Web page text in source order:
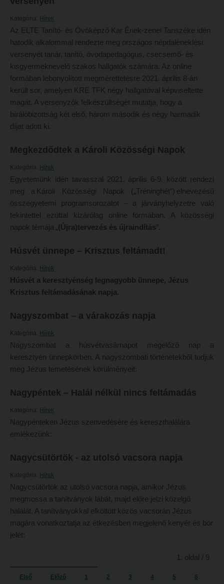
Intézményi pontok igazolása
A 2026. évi pótfelvételi eljárás alkalmassági vizsga tudnivalói
Hitéleti képzések jelentkezési lapja
Átvétel más felsőoktatási intézményből
Jelentkezési lapok, nyomtatványok
Szakirányú továbbképzések
HALLGATÓINKNAK
2026/2027. tanévre felvett hallgatók részére
HÖK
Órarend
Kari pályázatok
Szakdolgozati tudnivalók
Tanulmányi határidők
Tanulmányi tájékoztató
Tételsorok
Moodle, Teams, Microsoft, eduID
Kárpátok alatt
Psallite énekverseny
Tanulva tanítani
Innováció a pedagógushivatásban
Tehetség - Hit - Identitás konferencia
PedKaszt – Bethlen-pályázat
FELVÉTELIZŐKNEK
PK Felvételi Tájékoztató kiadvány
Hallgatói véleményvideók
Intézményi pontok
Intézményi pontok igazolása
A 2026. évi pótfelvételi eljárás alkalmassági vizsga tudnivalói
Hitéleti képzések jelentkezési lapja
Átvétel más felsőoktatási intézményből
Jelentkezési lapok, nyomtatványok
Ösztöndíjak
Szakirányú továbbképzések
HALLGATÓINKNAK
HÖK
Konzultációs időpontok
Órarend
Kari pályázatok
Szakdolgozati tudnivalók
Tanulmányi Osztály
Kérelmek – nyomtatványok
Tanulmányi tájékoztató
Baleset-, munka- és tűzvédelmi megelőző ismeretek hallgatók részére
ESEMÉNYEK
Kárpátok alatt
Kányádi-verseny
Psallite énekverseny
Kategória: Hírek
Az ELTE Tanító- és Óvóképző Kar Ének-zenei Tanszéke idén
hatodik alkalommal rendezte meg országos népdaléneklési
versenyét tanár, tanító, óvodapedagógus, csecsemő- és
kisgyermeknevelő szakos hallgatók számára. Az online
formában lebonyolított megmérettetésre 2021. április 8-án
került sor, amelyen KRE TFK négy hallgatóval képviseltette
magát. A versenyzők felkészültségét mutatja, hogy a
bírálóbizottság két első, három második és négy harmadik
díjat adott ki.
Megkezdődtek a Károli Közösségi Napok
Kategória: Hírek
Egyetemünk idén tavasszal 2021. április 6-9. között rendezi
meg a Károli Közösségi Napok („Tréninghét”) elnevezésű
összegyetemi programsorozatot – a járványhelyzetre való
tekintettel ezúttal kizárólag online formában. A közösségi
napok témája „(Újra)tervezés és újraindítás”.
Húsvét ünnepe – Krisztus feltámadt!
Kategória: Hírek
Húsvét a keresztyénség legnagyobb ünnepe, Jézus
Krisztus feltámadásának napja.
Nagyszombat – a várakozás napja
Kategória: Hírek
Nagyszombat a húsvétvasárnapot megelőző nap a
keresztyén ünnepkörben. A nagyszombati történetekből tudjuk
meg Jézus temetésének körülményeit:
Nagypéntek – Halál nélkül nincs feltámadás
Kategória: Hírek
Nagypénteken Jézus szenvedésére és kereszthalálára
emlékezünk:
Nagycsütörtök - az utolsó vacsora napja
Kategória: Hírek
Nagycsütörtök az utolsó vacsora napja, amikor Jézus
megmossa a tanítványok lábát, majd előre jelzi közelgő
halálát. A tanítványokkal elköltött közös vacsorán Jézus
magára vonatkoztatja az étkezésben megjelenő kenyér és bor
jelét:
1. oldal / 9
Első Előző 1 2 3 4 5 6